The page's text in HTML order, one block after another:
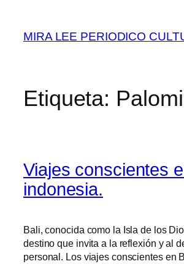
contenido
MIRA LEE PERIODICO
Etiqueta:
Viajes conscientes
indonesia.
Bali, conocida como la Isla de los
destino que invita a la reflexión y al
personal. Los viajes conscientes en